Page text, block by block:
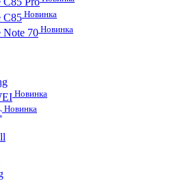
C85 Новинка
Note 70 Новинка
Новинка
Новинка